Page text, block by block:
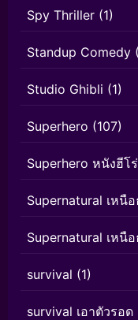
Spy Thriller (1)
Standup Comedy
Studio Ghibli (1)
Superhero (107)
Superhero หนังฮีโร่
Supernatural เหนื
Supernatural เหนื
survival (1)
survival เอาตัวรอด